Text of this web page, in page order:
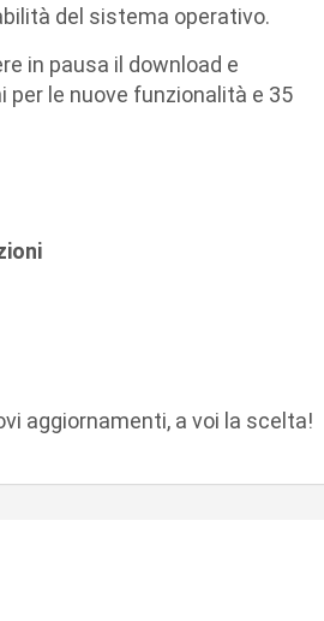
del sistema operativo.
in pausa il download e
per le nuove funzionalità e 35
aggiornamenti, a voi la scelta!